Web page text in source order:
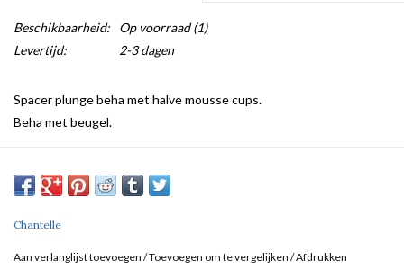
Beschikbaarheid: Op voorraad(1)
Levertijd:
2-3 dagen
Spacer plunge beha met halve mousse cups.
Beha met beugel.
Chantelle
Aan verlanglijst toevoegen /Toevoegen om te vergelijken /Afdrukken